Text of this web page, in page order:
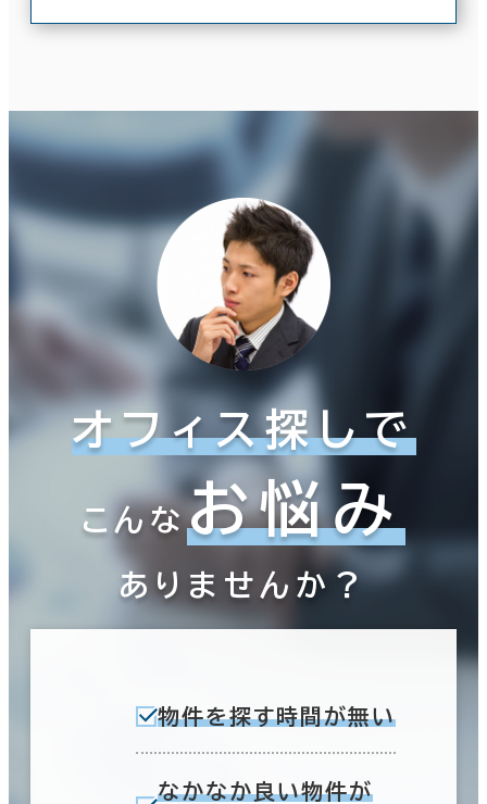
オフィス探しで
こんなお悩み
ありませんか？
物件を探す時間が無い
なかなか良い物件が